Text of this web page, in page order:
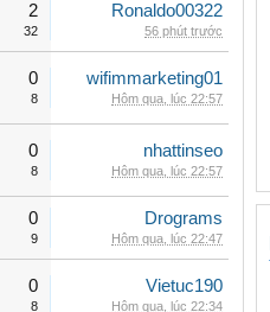
2
32
Ronaldo00322
56 phút trước
0
8
wifimmarketing01
Hôm qua, lúc 22:57
0
8
nhattinseo
Hôm qua, lúc 22:57
0
9
Drograms
Hôm qua, lúc 22:47
0
8
Vietuc190
Hôm qua, lúc 22:34